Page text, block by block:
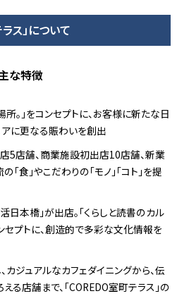
ス」について
な特徴
所。」をコンセプトに、お客様に新たな日
に更なる賑わいを創出
5店舗、商業施設初出店10店舗、新業
食」やこだわりの「モノ」「コト」を提
日本橋」が出店。「くらしと読書のカル
セプトに、創造的で多彩な文化情報を
ジュアルなカフェダイニングから、伝
る店舗まで、「COREDO室町テラス」の